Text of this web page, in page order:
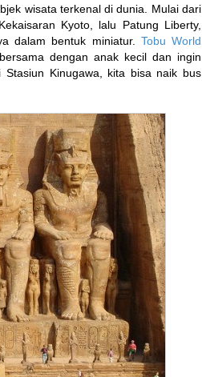
wisata terkenal di dunia. Mulai dari
Kyoto, lalu Patung Liberty,
dalam bentuk miniatur. Tobu World
dengan anak kecil dan ingin
Kinugawa, kita bisa naik bus